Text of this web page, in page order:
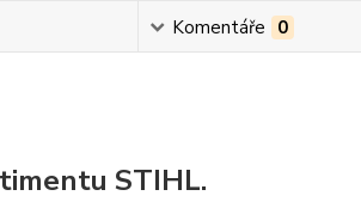
Komentáře 0
STIHL.